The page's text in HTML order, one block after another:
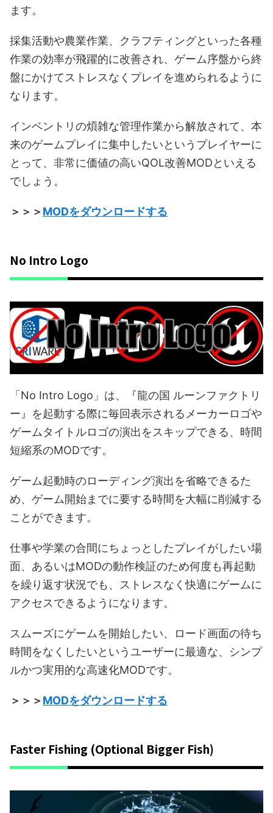
ます。
採集活動や農業作業、クラフティングといった各種
作業の効率が飛躍的に改善され、ゲーム序盤から終
盤にかけてストレスなくプレイを進められるように
なります。
インベントリの煩雑な管理作業から解放されて、本
来のゲームプレイに集中したいというプレイヤーに
とって、非常に価値の高いQOL改善MODといえる
でしょう。
＞＞＞MODをダウンロードする
No Intro Logo
「No Intro Logo」は、『龍の国 ルーンファクトリ
ー』を起動する際に毎回表示されるメーカーロゴや
ゲームタイトルロゴの演出をスキップできる、時間
短縮系のMODです。
ゲーム起動時のローディング演出を省略できるた
め、ゲーム開始までに要する時間を大幅に削減する
ことができます。
仕事や学業の合間にちょっとしたプレイがしたい場
面、あるいはMODの動作検証のため何度も再起動
を繰り返す状況でも、ストレスなく快適にゲームに
アクセスできるようになります。
スムーズにゲームを開始したい、ロード画面の待ち
時間をなくしたいというユーザーに最適な、シンプ
ルかつ実用的な高速化MODです。
＞＞＞MODをダウンロードする
Faster Fishing (Optional Bigger Fish)